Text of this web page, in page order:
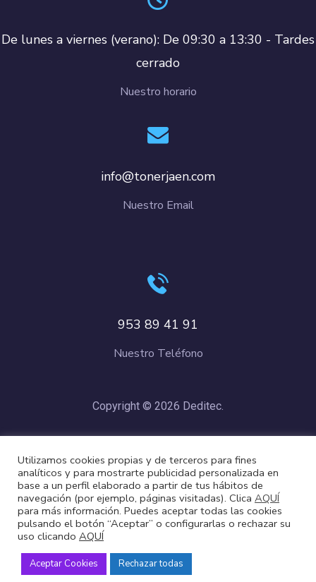
De lunes a viernes (verano): De 09:30 a 13:30 - Tardes
cerrado
Nuestro horario
info@tonerjaen.com
Nuestro Email
953 89 41 91
Nuestro Teléfono
Copyright © 2026 Deditec.
Cookies
Utilizamos cookies propias y de terceros para fines
analíticos y para mostrarte publicidad personalizada en
base a un perfil elaborado a partir de tus hábitos de
navegación (por ejemplo, páginas visitadas). Clica AQUÍ
para más información. Puedes aceptar todas las cookies
pulsando el botón “Aceptar” o configurarlas o rechazar su
uso clicando AQUÍ
Aceptar Cookies Rechazar todas